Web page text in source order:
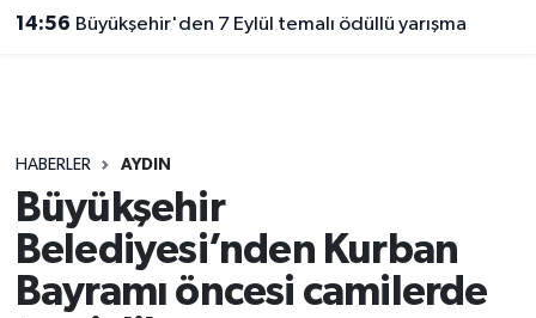
14:56 Büyükşehir'den 7 Eylül temalı ödüllü yarışma
HABERLER AYDIN
Büyükşehir
Belediyesi’nden Kurban
Bayramı öncesi camilerde